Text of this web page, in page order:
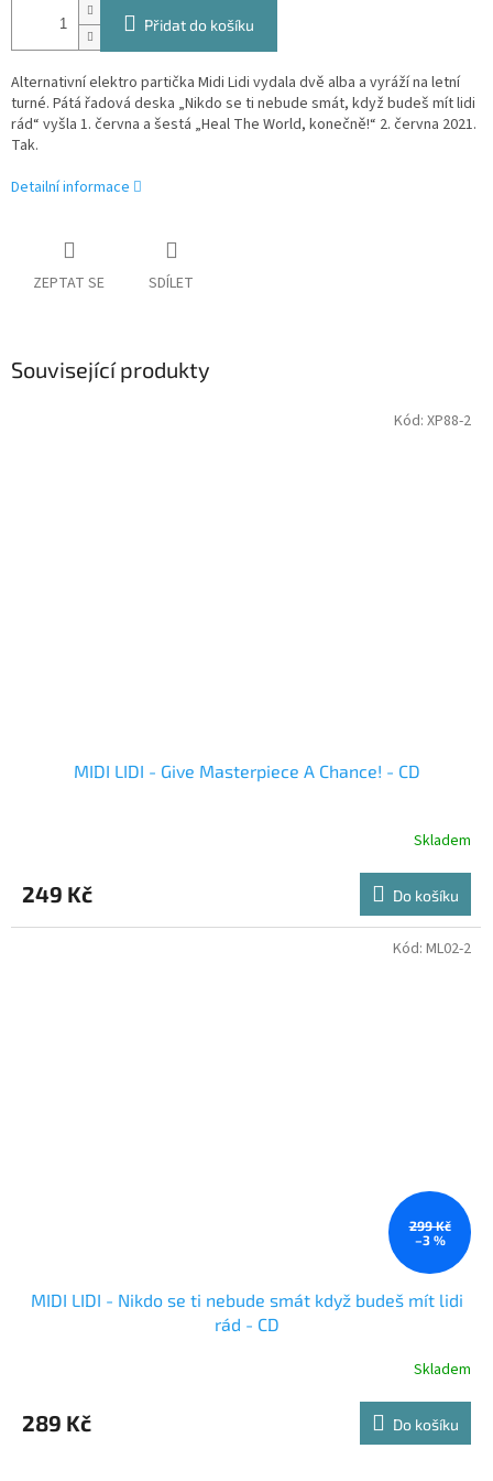
Přidat do košíku
Alternativní elektro partička Midi Lidi vydala dvě alba a vyráží na letní
turné. Pátá řadová deska „Nikdo se ti nebude smát, když budeš mít lidi
rád“ vyšla 1. června a šestá „Heal The World, konečně!“ 2. června 2021.
Tak.
Detailní informace
ZEPTAT SE SDÍLET
Související produkty
MIDI LIDI - Give Masterpiece A Chance! - CD
Skladem
249 Kč Do košíku
Kód: XP88-2
299 Kč
–3 %
MIDI LIDI - Nikdo se ti nebude smát když budeš mít lidi
rád - CD
Skladem
289 Kč Do košíku
Kód: ML02-2